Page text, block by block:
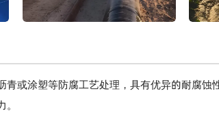
或涂塑等防腐工艺处理，具有优异的耐腐蚀